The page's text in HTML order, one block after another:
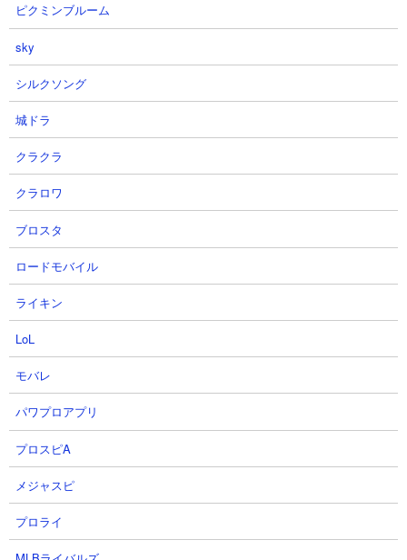
４．ノーマル・アクティビティ フルアイテムのム
ート単騎の速攻攻略
【出撃メンバー】
【攻略概要】
「東」さんの攻略動画です。ムート単騎だけで速攻を完成させて
います。アイテムはフル使用なうえに鳩の出現タイミングの運要
素も絡んでくるので模倣は難しいですが、まさかの短期速攻はす
ごいですね。
ピクミンブルーム
sky
シルクソング
城ドラ
クラクラ
クラロワ
ブロスタ
ロードモバイル
ライキン
LoL
モバレ
パワプロアプリ
プロスピA
メジャスピ
プロライ